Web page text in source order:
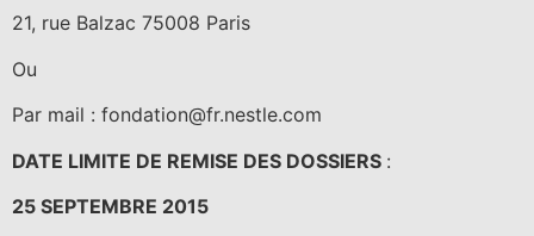
21, rue Balzac 75008 Paris
Ou
Par mail : fondation@fr.nestle.com
DATE LIMITE DE REMISE DES DOSSIERS :
25 SEPTEMBRE 2015